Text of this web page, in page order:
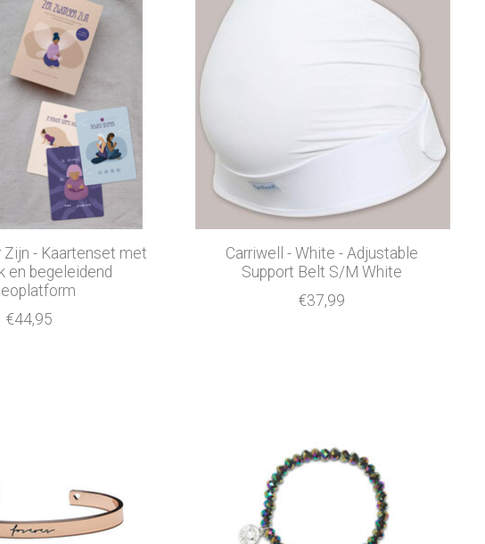
Zijn - Kaartenset met
en begeleidend
€44,95
Carriwell - White - Adjustable
Support Belt S/M White
€37,99